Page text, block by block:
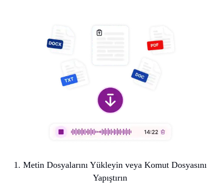
1. Metin Dosyalarını Yükleyin veya Komut Dosyasını
Yapıştırın